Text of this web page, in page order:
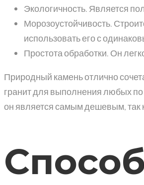
Экологичность. Является
Морозоустойчивость.
использовать его с
Простота обработки. Он
Природный камень отлично
гранит для выполнения любых по
он является самым дешевым, так